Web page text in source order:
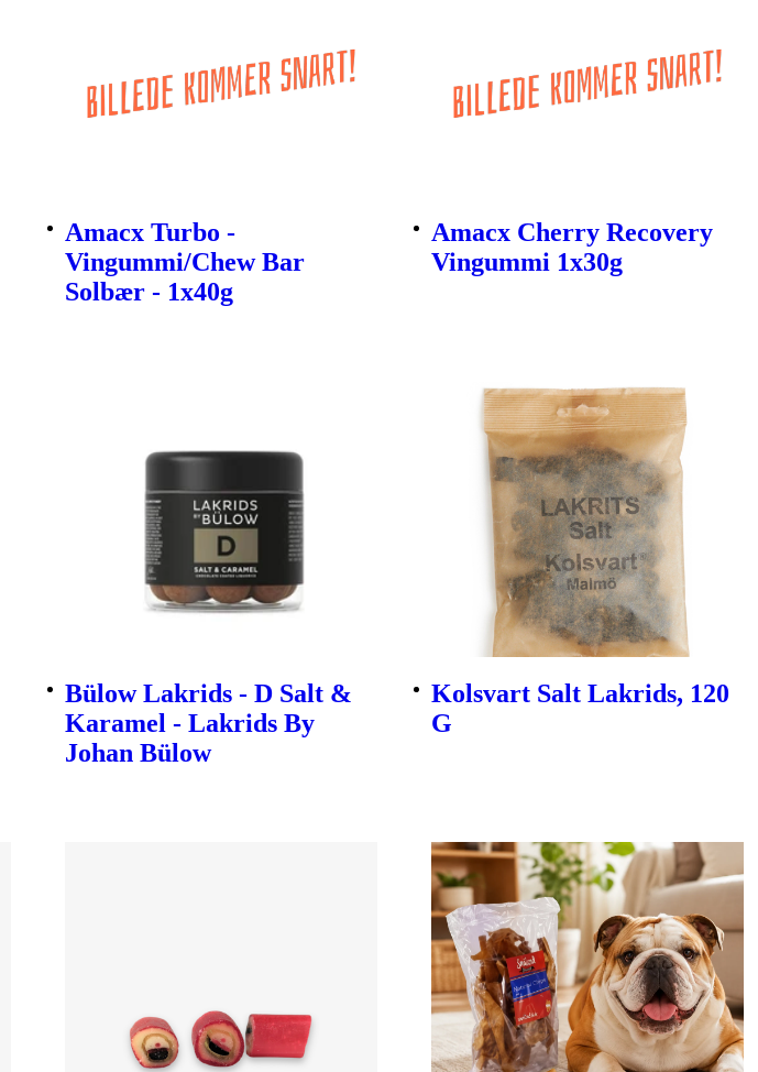
Amacx Turbo -
Vingummi/Chew Bar
Solbær - 1x40g
Amacx Cherry Recovery
Vingummi 1x30g
Bülow Lakrids - D Salt &
Karamel - Lakrids By
Johan Bülow
Kolsvart Salt Lakrids, 120
G